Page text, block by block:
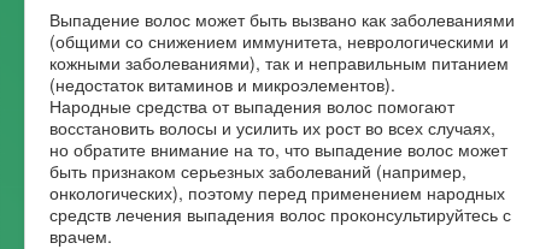
Выпадение волос может быть вызвано как заболеваниями
(общими со снижением иммунитета, неврологическими и
кожными заболеваниями), так и неправильным питанием
(недостаток витаминов и микроэлементов).
Народные средства от выпадения волос помогают
восстановить волосы и усилить их рост во всех случаях,
но обратите внимание на то, что выпадение волос может
быть признаком серьезных заболеваний (например,
онкологических), поэтому перед применением народных
средств лечения выпадения волос проконсультируйтесь с
врачем.